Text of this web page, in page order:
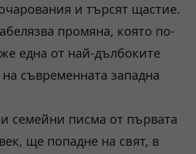
и търсят щастие.
промяна, която по-
една от най-дълбоките
съвременната западна
семейни писма от първата
ще попадне на свят, в